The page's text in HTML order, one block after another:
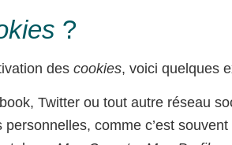
?
des cookies, voici quelques
Twitter ou tout autre réseau
comme c’est